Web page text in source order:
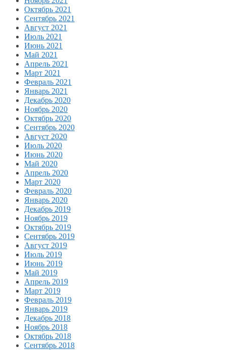
Октябрь 2021
Сентябрь 2021
Август 2021
Июль 2021
Июнь 2021
Май 2021
Апрель 2021
Март 2021
Февраль 2021
Январь 2021
Декабрь 2020
Ноябрь 2020
Октябрь 2020
Сентябрь 2020
Август 2020
Июль 2020
Июнь 2020
Май 2020
Апрель 2020
Март 2020
Февраль 2020
Январь 2020
Декабрь 2019
Ноябрь 2019
Октябрь 2019
Сентябрь 2019
Август 2019
Июль 2019
Июнь 2019
Май 2019
Апрель 2019
Март 2019
Февраль 2019
Январь 2019
Декабрь 2018
Ноябрь 2018
Октябрь 2018
Сентябрь 2018